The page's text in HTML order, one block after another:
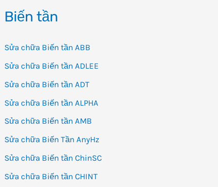
Biến tần
Sửa chữa Biến tần ABB
Sửa chữa Biến tần ADLEE
Sửa chữa Biến tần ADT
Sửa chữa Biến tần ALPHA
Sửa chữa Biến tần AMB
Sửa chữa Biến Tần AnyHz
Sửa chữa Biến tần ChinSC
Sửa chữa Biến tần CHINT